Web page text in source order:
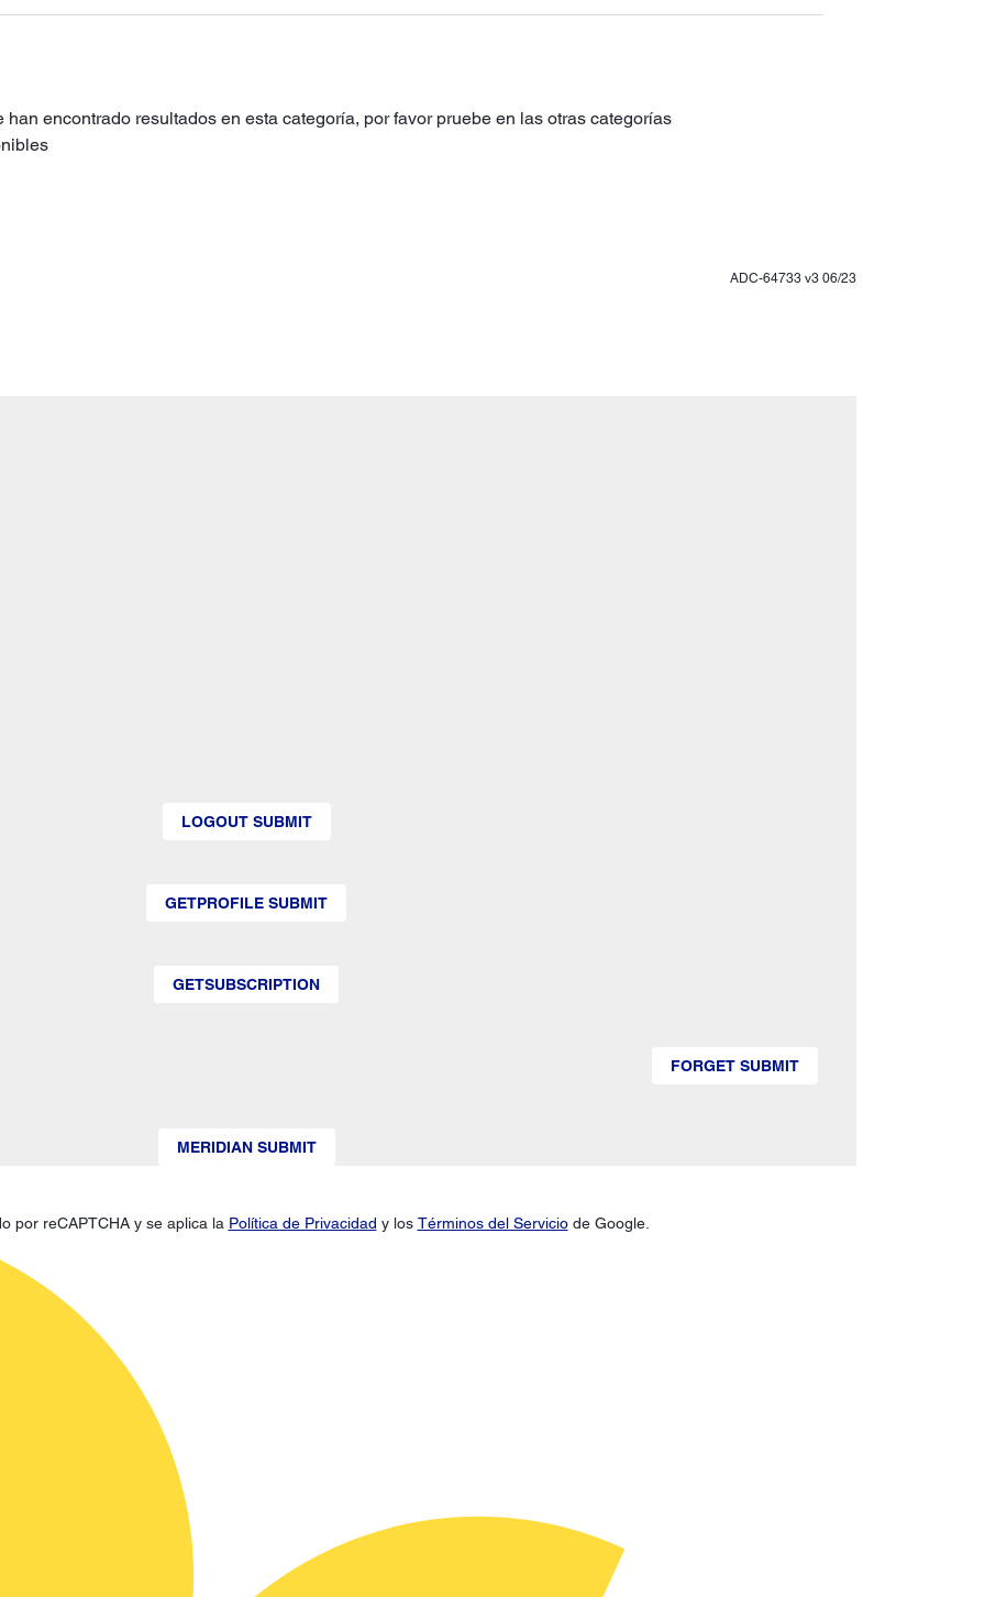
han encontrado resultados en esta categoría, por favor pruebe en las otras categorías
ADC-64733 v3 06/23
LOGOUT SUBMIT
GETPROFILE SUBMIT
GETSUBSCRIPTION
FORGET SUBMIT
MERIDIAN SUBMIT
por reCAPTCHA y se aplica la Política de Privacidad y los Términos del Serviciode Google.